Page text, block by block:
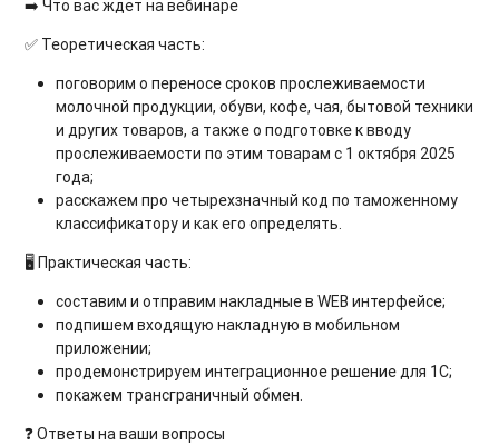
➡️ Что вас ждет на вебинаре
✅ Теоретическая часть:
поговорим о переносе сроков прослеживаемости
молочной продукции, обуви, кофе, чая, бытовой техники
и других товаров, а также о подготовке к вводу
прослеживаемости по этим товарам с 1 октября 2025
года;
расскажем про четырехзначный код по таможенному
классификатору и как его определять.
🖥 Практическая часть:
составим и отправим накладные в WEB интерфейсе;
подпишем входящую накладную в мобильном
приложении;
продемонстрируем интеграционное решение для 1С;
покажем трансграничный обмен.
❓ Ответы на ваши вопросы